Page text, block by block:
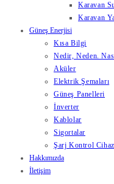
Karavan
Karavan
Güneş Enerjisi
Kısa Bilgi
Nedir, Neden.
Aküler
Elektrik Şemaları
Güneş Panelleri
İnverter
Kablolar
Sigortalar
Şarj Kontrol
Hakkımızda
İletişim